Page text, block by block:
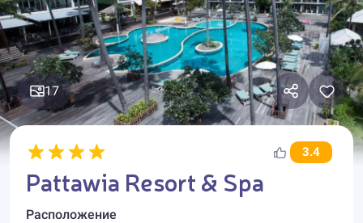
17
3.4
Pattawia Resort & Spa
Расположение